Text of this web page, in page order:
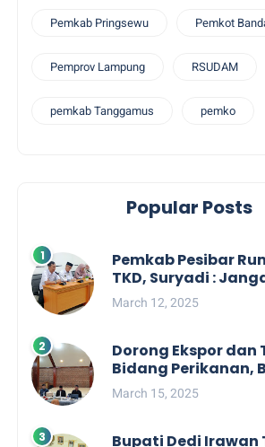
Pemkab Pringsewu Pemkot
Pemprov Lampung RSUDAM
pemkab Tanggamus pemko
Popular Posts
Pemkab Pesibar
TKD, Suryadi :
Dengan
March 12, 2025
Dorong Ekspor dan
Bidang Perikanan,
Barat Audiensi
March 15, 2025
Bupati Dedi Irawan